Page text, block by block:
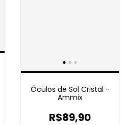
Óculos de Sol Cristal -
Ammix
R$89,90